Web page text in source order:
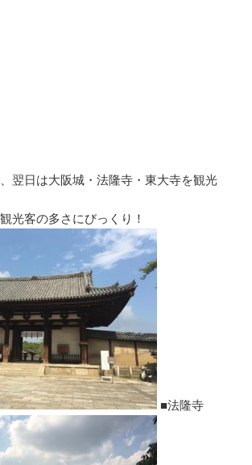
翌日は大阪城・法隆寺・東大寺を観光
光客の多さにびっくり！
■法隆寺